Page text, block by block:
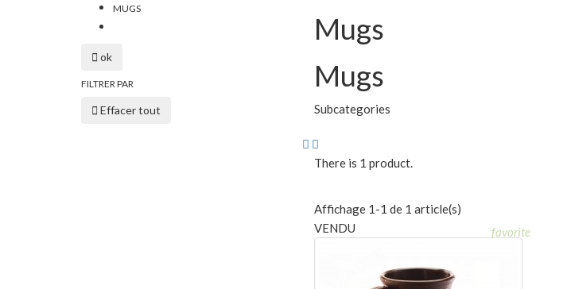
MUGS
 ok
FILTRER PAR
 Effacer tout
Mugs
Mugs
Subcategories
 
There is 1 product.
Affichage 1-1 de 1 article(s)
VENDU
favorite